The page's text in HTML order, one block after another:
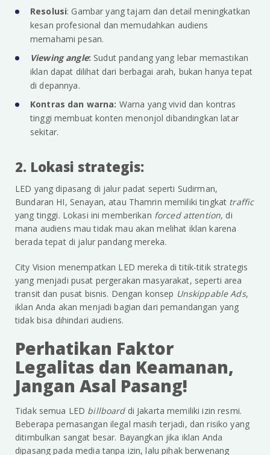
Resolusi: Gambar yang tajam dan detail meningkatkan
kesan profesional dan memudahkan audiens
memahami pesan.
Viewing angle: Sudut pandang yang lebar memastikan
iklan dapat dilihat dari berbagai arah, bukan hanya tepat
di depannya.
Kontras dan warna: Warna yang vivid dan kontras
tinggi membuat konten menonjol dibandingkan latar
sekitar.
2. Lokasi strategis:
LED yang dipasang di jalur padat seperti Sudirman,
Bundaran HI, Senayan, atau Thamrin memiliki tingkat traffic
yang tinggi. Lokasi ini memberikan forced attention, di
mana audiens mau tidak mau akan melihat iklan karena
berada tepat di jalur pandang mereka.
City Vision menempatkan LED mereka di titik-titik strategis
yang menjadi pusat pergerakan masyarakat, seperti area
transit dan pusat bisnis. Dengan konsep Unskippable Ads,
iklan Anda akan menjadi bagian dari pemandangan yang
tidak bisa dihindari audiens.
Perhatikan Faktor
Legalitas dan Keamanan,
Jangan Asal Pasang!
Tidak semua LED billboard di Jakarta memiliki izin resmi.
Beberapa pemasangan ilegal masih terjadi, dan risiko yang
ditimbulkan sangat besar. Bayangkan jika iklan Anda
dipasang pada media tanpa izin, lalu pihak berwenang